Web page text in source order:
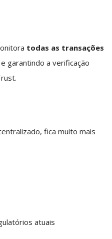
todas as transações
garantindo a verificação
fica muito mais
atuais